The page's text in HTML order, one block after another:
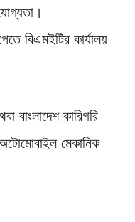
বিএমইটির কার্যালয়
বাংলাদেশ কারিগরি
মেকানিক